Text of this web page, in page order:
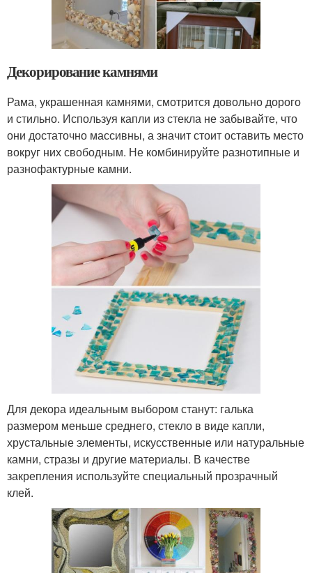
Декорирование камнями
Рама, украшенная камнями, смотрится довольно дорого
и стильно. Используя капли из стекла не забывайте, что
они достаточно массивны, а значит стоит оставить место
вокруг них свободным. Не комбинируйте разнотипные и
разнофактурные камни.
Для декора идеальным выбором станут: галька
размером меньше среднего, стекло в виде капли,
хрустальные элементы, искусственные или натуральные
камни, стразы и другие материалы. В качестве
закрепления используйте специальный прозрачный
клей.